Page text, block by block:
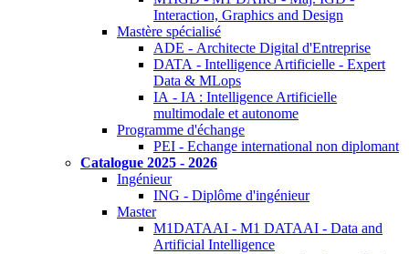
Interaction, Graphics and Design
Mastère spécialisé
ADE - Architecte Digital d'Entreprise
DATA - Intelligence Artificielle - Expert
Data & MLops
IA - IA : Intelligence Artificielle
multimodale et autonome
Programme d'échange
PEI - Echange international non diplomant
Catalogue 2025 - 2026
Ingénieur
ING - Diplôme d'ingénieur
Master
M1DATAAI - M1 DATAAI - Data and
Artificial Intelligence